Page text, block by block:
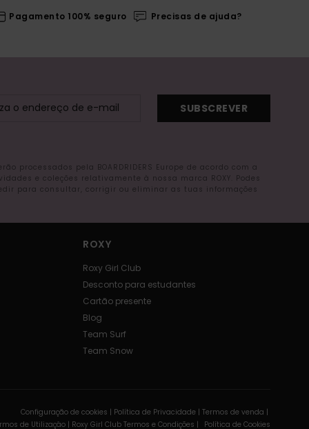
Pagamento 100% seguro Precisas de ajuda?
SUBSCREVER
pela BOARDRIDERS Europe de acordo com a
e coleções relativamente à nossa marca ROXY. Podes
para consultar, corrigir ou eliminar as tuas informações
ROXY
Roxy Girl Club
Desconto para estudantes
Cartão presente
Blog
Team Surf
Team Snow
Configuração de cookies | Política de Privacidade | Termos de venda |
de Utilizaçâo | Roxy Girl Club Termos e Condições | Política de Cookies